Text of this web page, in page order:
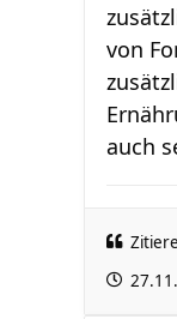
von
auch